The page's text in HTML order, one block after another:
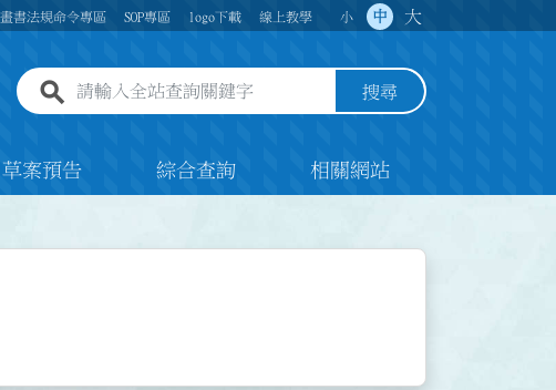
書法規命令專區 SOP專區 logo下載 線上教學 小 中 大
全站查詢關鍵字欄位 搜尋
草案預告 綜合查詢 相關網站